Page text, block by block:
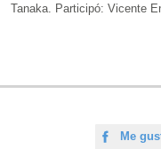
Tanaka. Participó: Vicente
 Me